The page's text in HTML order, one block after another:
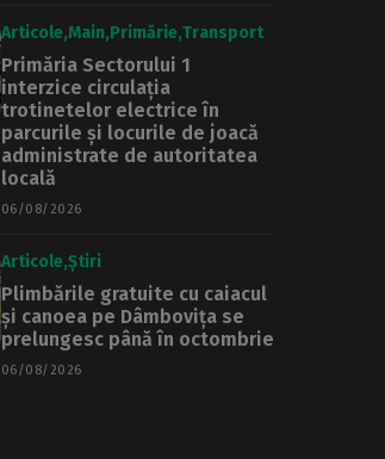
Articole Main Primărie Transport
Primăria Sectorului 1
interzice circulația
trotinetelor electrice în
parcurile și locurile de joacă
administrate de autoritatea
locală
06/08/2026
Articole Știri
Plimbările gratuite cu caiacul
și canoea pe Dâmbovița se
prelungesc până în octombrie
06/08/2026